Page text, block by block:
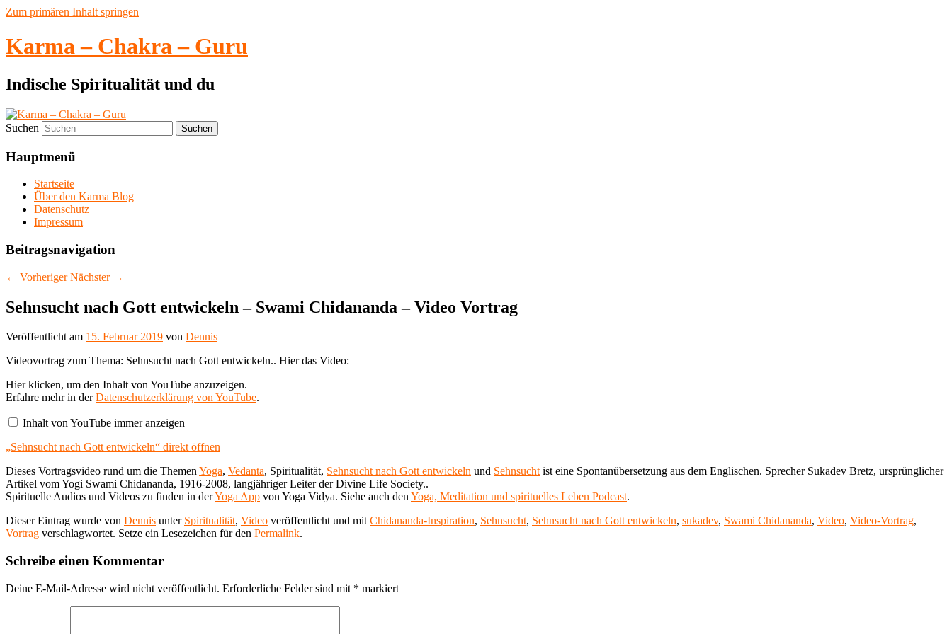
Zum primären Inhalt springen
Karma – Chakra – Guru
Indische Spiritualität und du
Suchen
Hauptmenü
Startseite
Über den Karma Blog
Datenschutz
Impressum
Beitragsnavigation
← Vorheriger Nächster →
Sehnsucht nach Gott entwickeln – Swami Chidananda – Video Vortrag
Veröffentlicht am 15. Februar 2019 von Dennis
Videovortrag zum Thema: Sehnsucht nach Gott entwickeln.. Hier das Video:
„Sehnsucht
nach
Gott
entwickeln“
von
anzeigen
Hier klicken, um den Inhalt von YouTube anzuzeigen.
Erfahre mehr in derDatenschutzerklärung von YouTube.
Inhalt von YouTube immer anzeigen
„Sehnsucht nach Gott entwickeln“ direkt öffnen
Dieses Vortragsvideo rund um die ThemenYoga, Vedanta, Spiritualität, Sehnsucht nach Gott entwickeln und Sehnsuchtist eine Spontanübersetzung aus dem Englischen. Sprecher Sukadev Bretz, ursprünglicher
Artikel vom Yogi Swami Chidananda, 1916-2008, langjähriger Leiter der Divine Life Society..
Spirituelle Audios und Videos zu finden in derYoga App von Yoga Vidya. Siehe auch denYoga, Meditation und spirituelles Leben Podcast.
Dieser Eintrag wurde von Dennis unter Spiritualität, Video veröffentlicht und mitChidananda-Inspiration, Sehnsucht, Sehnsucht nach Gott entwickeln, sukadev, Swami Chidananda, Video, Video-Vortrag,
Vortrag verschlagwortet. Setze ein Lesezeichen für den Permalink.
Schreibe einen Kommentar
Deine E-Mail-Adresse wird nicht veröffentlicht. Erforderliche Felder sind mit * markiert